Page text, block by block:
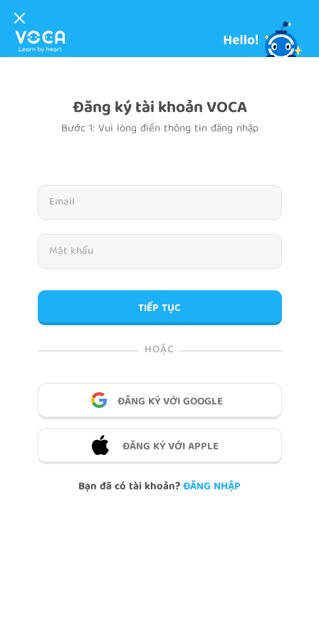
Đăng ký tài khoản VOCA
Bước 1: Vui lòng điền thông tin đăng nhập
TIẾP TỤC
HOẶC
ĐĂNG KÝ VỚI GOOGLE
ĐĂNG KÝ VỚI APPLE
Bạn đã có tài khoản?ĐĂNG NHẬP